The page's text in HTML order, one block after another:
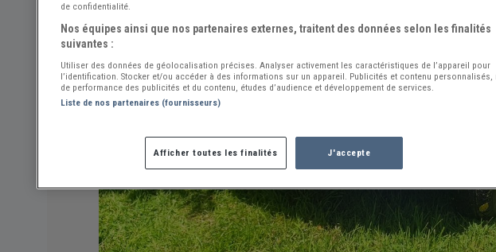
de confidentialité.
Nos équipes ainsi que nos partenaires externes, traitent des données selon les finalités
suivantes :
Utiliser des données de géolocalisation précises. Analyser activement les caractéristiques de l’appareil pour
l’identification. Stocker et/ou accéder à des informations sur un appareil. Publicités et contenu personnalisés,
de performance des publicités et du contenu, études d’audience et développement de services.
Liste de nos partenaires (fournisseurs)
Afficher toutes les finalités J'accepte